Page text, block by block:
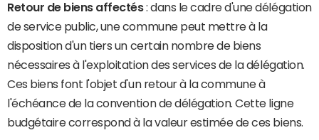
Retour de biens affectés: dans le cadre d'une délégation
de service public, une commune peut mettre à la
disposition d'un tiers un certain nombre de biens
nécessaires à l'exploitation des services de la délégation.
Ces biens font l'objet d'un retour à la commune à
l'échéance de la convention de délégation. Cette ligne
budgétaire correspond à la valeur estimée de ces biens.